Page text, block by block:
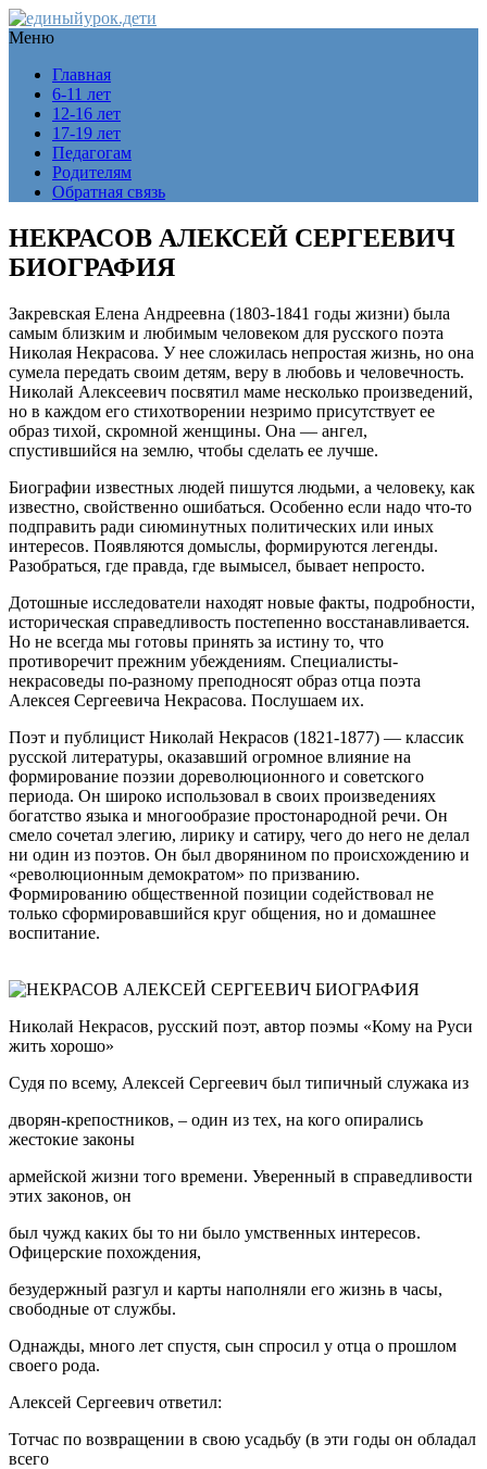
Меню
Главная
6-11 лет
12-16 лет
17-19 лет
Педагогам
Родителям
Обратная связь
НЕКРАСОВ АЛЕКСЕЙ СЕРГЕЕВИЧ
БИОГРАФИЯ
Закревская Елена Андреевна (1803-1841 годы жизни) была
самым близким и любимым человеком для русского поэта
Николая Некрасова. У нее сложилась непростая жизнь, но она
сумела передать своим детям, веру в любовь и человечность.
Николай Алексеевич посвятил маме несколько произведений,
но в каждом его стихотворении незримо присутствует ее
образ тихой, скромной женщины. Она — ангел,
спустившийся на землю, чтобы сделать ее лучше.
Биографии известных людей пишутся людьми, а человеку, как
известно, свойственно ошибаться. Особенно если надо что-то
подправить ради сиюминутных политических или иных
интересов. Появляются домыслы, формируются легенды.
Разобраться, где правда, где вымысел, бывает непросто.
Дотошные исследователи находят новые факты, подробности,
историческая справедливость постепенно восстанавливается.
Но не всегда мы готовы принять за истину то, что
противоречит прежним убеждениям. Специалисты-
некрасоведы по-разному преподносят образ отца поэта
Алексея Сергеевича Некрасова. Послушаем их.
Поэт и публицист Николай Некрасов (1821-1877) — классик
русской литературы, оказавший огромное влияние на
формирование поэзии дореволюционного и советского
периода. Он широко использовал в своих произведениях
богатство языка и многообразие простонародной речи. Он
смело сочетал элегию, лирику и сатиру, чего до него не делал
ни один из поэтов. Он был дворянином по происхождению и
«революционным демократом» по призванию.
Формированию общественной позиции содействовал не
только сформировавшийся круг общения, но и домашнее
воспитание.
Николай Некрасов, русский поэт, автор поэмы «Кому на Руси
жить хорошо»
Судя по всему, Алексей Сергеевич был типичный служака из
дворян-крепостников, – один из тех, на кого опирались
жестокие законы
армейской жизни того времени. Уверенный в справедливости
этих законов, он
был чужд каких бы то ни было умственных интересов.
Офицерские похождения,
безудержный разгул и карты наполняли его жизнь в часы,
свободные от службы.
Однажды, много лет спустя, сын спросил у отца о прошлом
своего рода.
Алексей Сергеевич ответил:
Тотчас по возвращении в свою усадьбу (в эти годы он обладал
всего